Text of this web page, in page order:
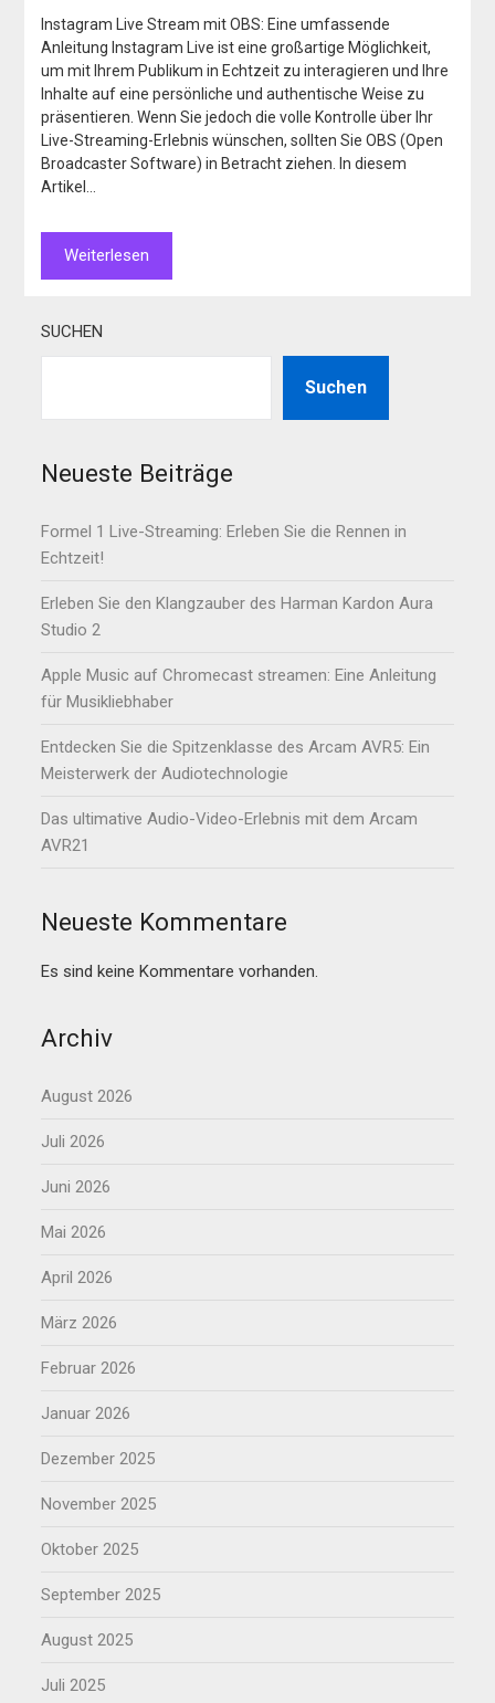
Instagram Live Stream mit OBS: Eine umfassende
Anleitung Instagram Live ist eine großartige Möglichkeit,
um mit Ihrem Publikum in Echtzeit zu interagieren und Ihre
Inhalte auf eine persönliche und authentische Weise zu
präsentieren. Wenn Sie jedoch die volle Kontrolle über Ihr
Live-Streaming-Erlebnis wünschen, sollten Sie OBS (Open
Broadcaster Software) in Betracht ziehen. In diesem
Artikel…
Weiterlesen
SUCHEN
Suchen
Neueste Beiträge
Formel 1 Live-Streaming: Erleben Sie die Rennen in
Echtzeit!
Erleben Sie den Klangzauber des Harman Kardon Aura
Studio 2
Apple Music auf Chromecast streamen: Eine Anleitung
für Musikliebhaber
Entdecken Sie die Spitzenklasse des Arcam AVR5: Ein
Meisterwerk der Audiotechnologie
Das ultimative Audio-Video-Erlebnis mit dem Arcam
AVR21
Neueste Kommentare
Es sind keine Kommentare vorhanden.
Archiv
August 2026
Juli 2026
Juni 2026
Mai 2026
April 2026
März 2026
Februar 2026
Januar 2026
Dezember 2025
November 2025
Oktober 2025
September 2025
August 2025
Juli 2025